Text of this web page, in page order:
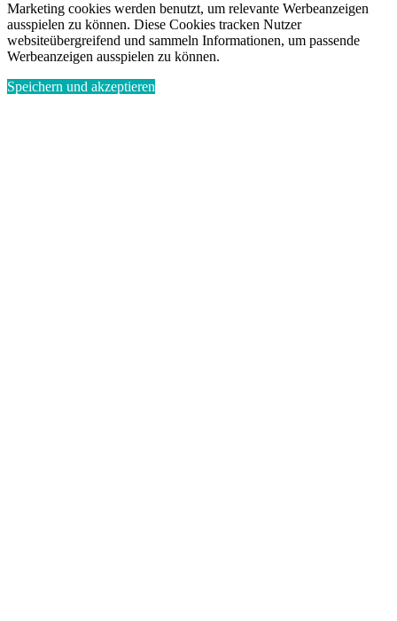
Marketing cookies werden benutzt, um relevante Werbeanzeigen
ausspielen zu können. Diese Cookies tracken Nutzer
websiteübergreifend und sammeln Informationen, um passende
Werbeanzeigen ausspielen zu können.
Speichern und akzeptieren